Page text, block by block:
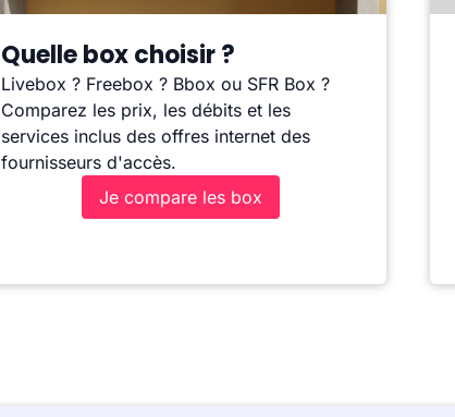
Quelle box choisir ?
Livebox ? Freebox ? Bbox ou SFR Box ?
Comparez les prix, les débits et les
services inclus des offres internet des
fournisseurs d'accès.
Je compare les box